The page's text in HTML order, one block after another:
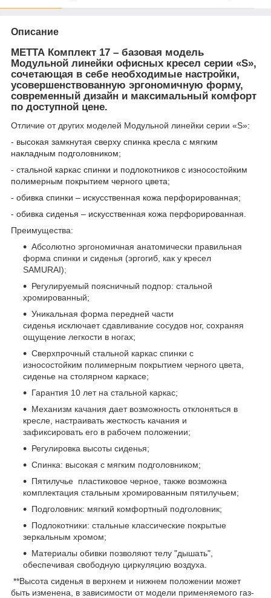
Описание
МЕТТА Комплект 17 – базовая модель
Модульной линейки офисных кресел серии «S»,
сочетающая в себе необходимые настройки,
усовершенствованную эргономичную форму,
современный дизайн и максимальный комфорт
по доступной цене.
Отличие от других моделей Модульной линейки серии «S»:
- высокая замкнутая сверху спинка кресла с мягким
накладным подголовником;
- стальной каркас спинки и подлокотников с износостойким
полимерным покрытием черного цвета;
- обивка спинки – искусственная кожа перфорированная;
- обивка сиденья – искусственная кожа перфорированная.
Преимущества:
Абсолютно эргономичная анатомически правильная
форма спинки и сиденья (эргогиб, как у кресел
SAMURAI);
Регулируемый поясничный подпор: стальной
хромированный;
Уникальная форма передней части
сиденья исключает сдавливание сосудов ног, сохраняя
ощущение легкости в ногах;
Сверхпрочный стальной каркас спинки с
износостойким полимерным покрытием черного цвета,
сиденье на столярном каркасе;
Гарантия 10 лет на стальной каркас;
Механизм качания дает возможность отклоняться в
кресле, настраивать жесткость качания и
зафиксировать его в рабочем положении;
Регулировка высоты сиденья;
Спинка: высокая с мягким подголовником;
Пятилучье пластиковое черное, также возможна
комплектация стальным хромированным пятилучьем;
Подголовник: мягкий комфортный подголовник;
Подлокотники: стальные классические покрытые
зеркальным хромом;
Материалы обивки позволяют телу "дышать",
обеспечивая свободную циркуляцию воздуха.
**Высота сиденья в верхнем и нижнем положении может
быть изменена, в зависимости от модели применяемого газ-